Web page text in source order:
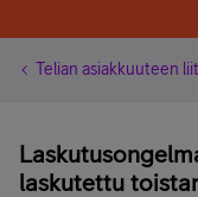
Telian asiakkuuteen
laskutettu